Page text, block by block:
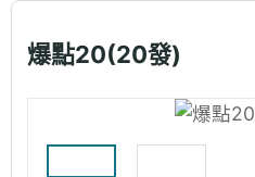
爆點20(20發)